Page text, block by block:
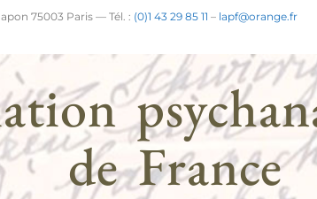
75003 Paris — Tél. : (0)1 43 29 85 11 – lapf@orange.fr
de France